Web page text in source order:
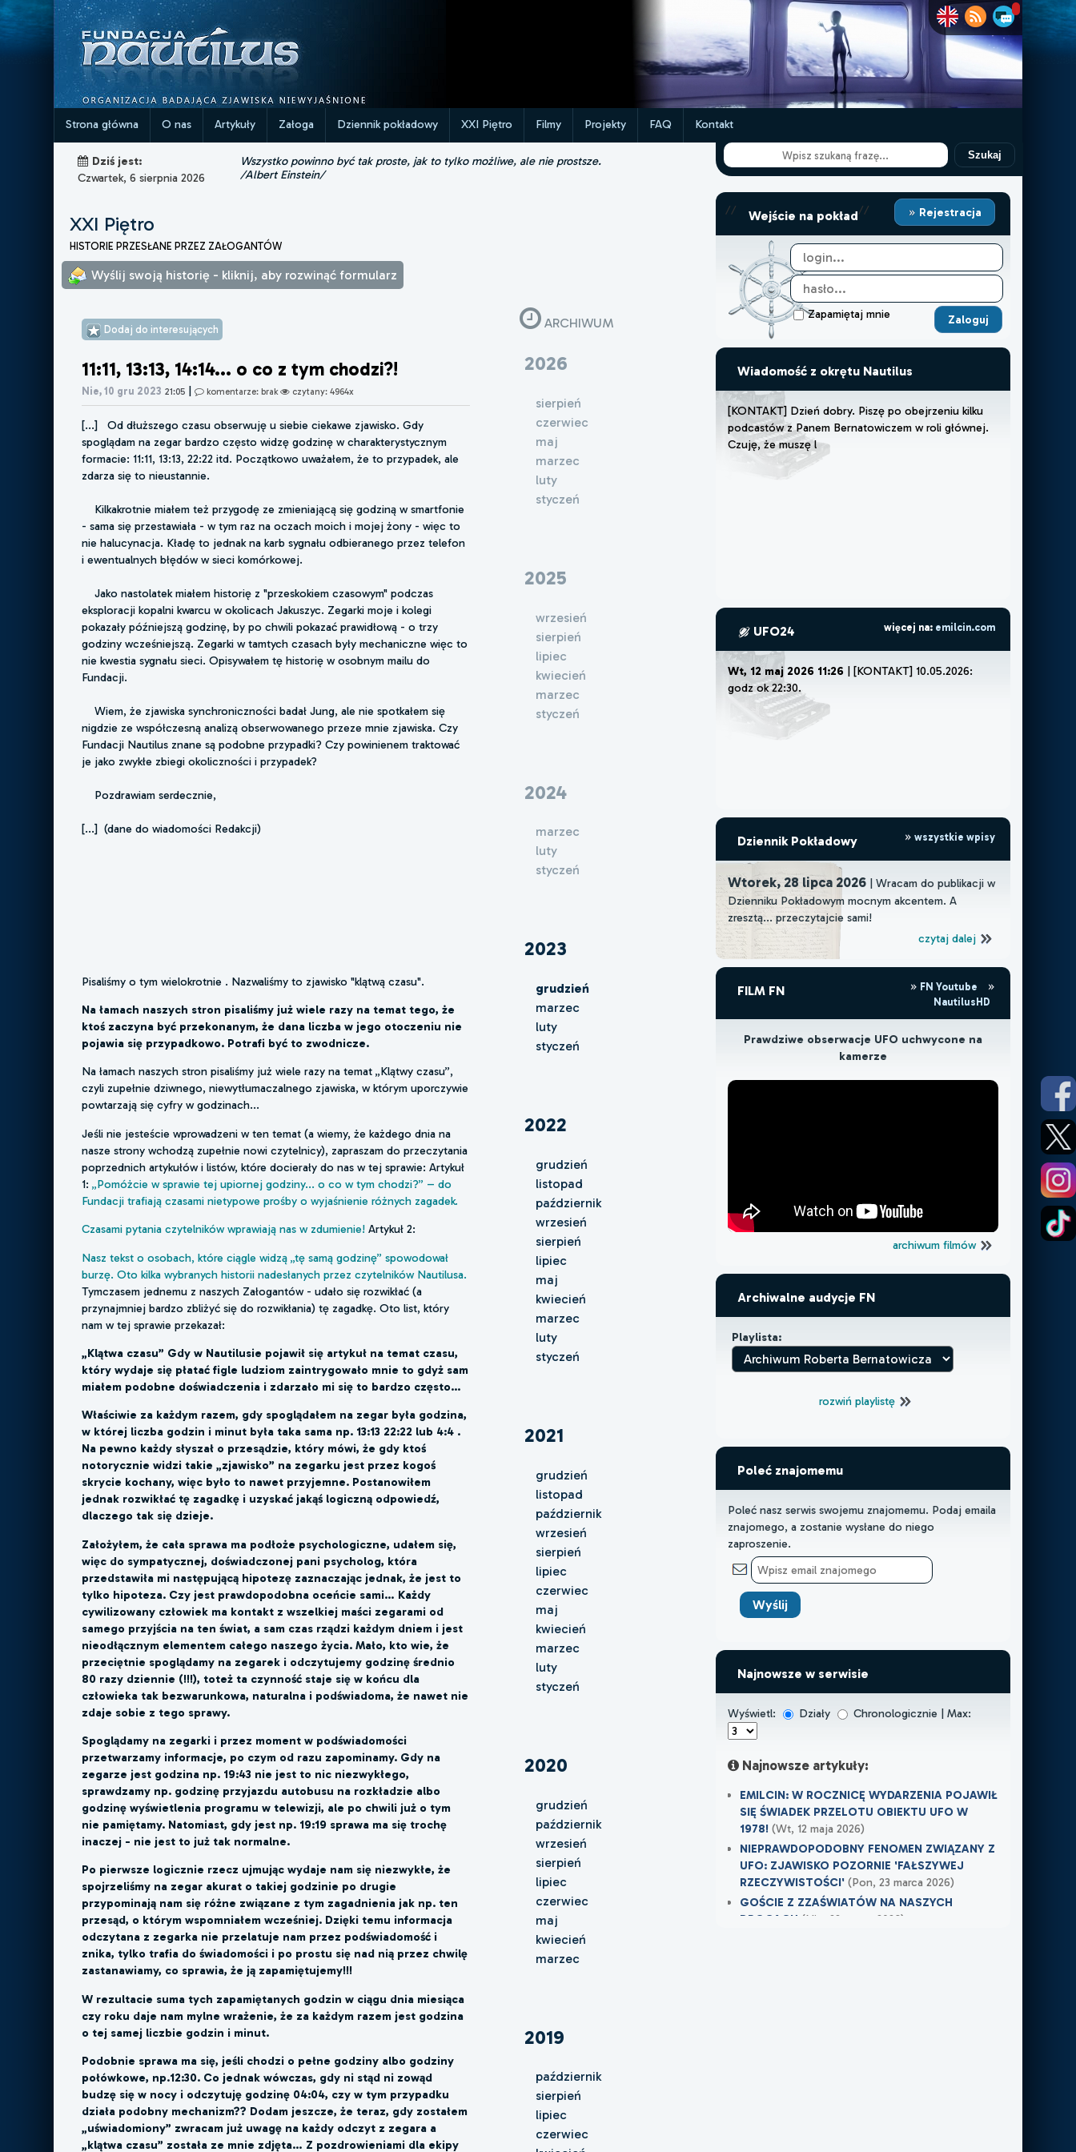
Strona główna O nas Artykuły Załoga Dziennik pokładowy XXI Piętro Filmy Projekty FAQ Kontakt
Dziś jest:
Czwartek, 6 sierpnia 2026
Wszystko powinno być tak proste, jak to tylko możliwe, ale nie prostsze.
/Albert Einstein/
XXI Piętro
HISTORIE PRZESŁANE PRZEZ ZAŁOGANTÓW
Wyślij swoją historię - kliknij, aby rozwinąć formularz
Dodaj do interesujących
11:11, 13:13, 14:14... o co z tym chodzi?!
Nie, 10 gru 2023 21:05 | komentarze: brak czytany: 4964x
[...] Od dłuższego czasu obserwuję u siebie ciekawe zjawisko. Gdy
spoglądam na zegar bardzo często widzę godzinę w charakterystycznym
formacie: 11:11, 13:13, 22:22 itd. Początkowo uważałem, że to przypadek, ale
zdarza się to nieustannie.
Kilkakrotnie miałem też przygodę ze zmieniającą się godziną w smartfonie
- sama się przestawiała - w tym raz na oczach moich i mojej żony - więc to
nie halucynacja. Kładę to jednak na karb sygnału odbieranego przez telefon
i ewentualnych błędów w sieci komórkowej.
Jako nastolatek miałem historię z "przeskokiem czasowym" podczas
eksploracji kopalni kwarcu w okolicach Jakuszyc. Zegarki moje i kolegi
pokazały późniejszą godzinę, by po chwili pokazać prawidłową - o trzy
godziny wcześniejszą. Zegarki w tamtych czasach były mechaniczne więc to
nie kwestia sygnału sieci. Opisywałem tę historię w osobnym mailu do
Fundacji.
Wiem, że zjawiska synchroniczności badał Jung, ale nie spotkałem się
nigdzie ze współczesną analizą obserwowanego przeze mnie zjawiska. Czy
Fundacji Nautilus znane są podobne przypadki? Czy powinienem traktować
je jako zwykłe zbiegi okoliczności i przypadek?
Pozdrawiam serdecznie,
[...] (dane do wiadomości Redakcji)
Pisaliśmy o tym wielokrotnie . Nazwaliśmy to zjawisko "klątwą czasu".
Na łamach naszych stron pisaliśmy już wiele razy na temat tego, że
ktoś zaczyna być przekonanym, że dana liczba w jego otoczeniu nie
pojawia się przypadkowo. Potrafi być to zwodnicze.
Na łamach naszych stron pisaliśmy już wiele razy na temat „Klątwy czasu”,
czyli zupełnie dziwnego, niewytłumaczalnego zjawiska, w którym uporczywie
powtarzają się cyfry w godzinach...
Jeśli nie jesteście wprowadzeni w ten temat (a wiemy, że każdego dnia na
nasze strony wchodzą zupełnie nowi czytelnicy), zapraszam do przeczytania
poprzednich artykułów i listów, które docierały do nas w tej sprawie: Artykuł
1:„Pomóżcie w sprawie tej upiornej godziny... o co w tym chodzi?” – do
Fundacji trafiają czasami nietypowe prośby o wyjaśnienie różnych zagadek.
Czasami pytania czytelników wprawiają nas w zdumienie!Artykuł 2:
Nasz tekst o osobach, które ciągle widzą „tę samą godzinę” spowodował
burzę. Oto kilka wybranych historii nadesłanych przez czytelników Nautilusa.
Tymczasem jednemu z naszych Załogantów - udało się rozwikłać (a
przynajmniej bardzo zbliżyć się do rozwikłania) tę zagadkę. Oto list, który
nam w tej sprawie przekazał:
„Klątwa czasu” Gdy w Nautilusie pojawił się artykuł na temat czasu,
który wydaje się płatać figle ludziom zaintrygowało mnie to gdyż sam
miałem podobne doświadczenia i zdarzało mi się to bardzo często...
Właściwie za każdym razem, gdy spoglądałem na zegar była godzina,
w której liczba godzin i minut była taka sama np. 13:13 22:22 lub 4:4 .
Na pewno każdy słyszał o przesądzie, który mówi, że gdy ktoś
notorycznie widzi takie „zjawisko” na zegarku jest przez kogoś
skrycie kochany, więc było to nawet przyjemne. Postanowiłem
jednak rozwikłać tę zagadkę i uzyskać jakąś logiczną odpowiedź,
dlaczego tak się dzieje.
Założyłem, że cała sprawa ma podłoże psychologiczne, udałem się,
więc do sympatycznej, doświadczonej pani psycholog, która
przedstawiła mi następującą hipotezę zaznaczając jednak, że jest to
tylko hipoteza. Czy jest prawdopodobna oceńcie sami… Każdy
cywilizowany człowiek ma kontakt z wszelkiej maści zegarami od
samego przyjścia na ten świat, a sam czas rządzi każdym dniem i jest
nieodłącznym elementem całego naszego życia. Mało, kto wie, że
przeciętnie spoglądamy na zegarek i odczytujemy godzinę średnio
80 razy dziennie (!!!), toteż ta czynność staje się w końcu dla
człowieka tak bezwarunkowa, naturalna i podświadoma, że nawet nie
zdaje sobie z tego sprawy.
Spoglądamy na zegarki i przez moment w podświadomości
przetwarzamy informacje, po czym od razu zapominamy. Gdy na
zegarze jest godzina np. 19:43 nie jest to nic niezwykłego,
sprawdzamy np. godzinę przyjazdu autobusu na rozkładzie albo
godzinę wyświetlenia programu w telewizji, ale po chwili już o tym
nie pamiętamy. Natomiast, gdy jest np. 19:19 sprawa ma się trochę
inaczej - nie jest to już tak normalne.
Po pierwsze logicznie rzecz ujmując wydaje nam się niezwykłe, że
spojrzeliśmy na zegar akurat o takiej godzinie po drugie
przypominają nam się różne związane z tym zagadnienia jak np. ten
przesąd, o którym wspomniałem wcześniej. Dzięki temu informacja
odczytana z zegarka nie przelatuje nam przez podświadomość i
znika, tylko trafia do świadomości i po prostu się nad nią przez chwilę
zastanawiamy, co sprawia, że ją zapamiętujemy!!!
W rezultacie suma tych zapamiętanych godzin w ciągu dnia miesiąca
czy roku daje nam mylne wrażenie, że za każdym razem jest godzina
o tej samej liczbie godzin i minut.
Podobnie sprawa ma się, jeśli chodzi o pełne godziny albo godziny
połówkowe, np.12:30. Co jednak wówczas, gdy ni stąd ni zowąd
budzę się w nocy i odczytuję godzinę 04:04, czy w tym przypadku
działa podobny mechanizm?? Dodam jeszcze, że teraz, gdy zostałem
„uświadomiony” zwracam już uwagę na każdy odczyt z zegara a
„klątwa czasu” została ze mnie zdjęta… Z pozdrowieniami dla ekipy
ARCHIWUM
2026
sierpień
czerwiec
maj
marzec
luty
styczeń
2025
wrzesień
sierpień
lipiec
kwiecień
marzec
styczeń
2024
marzec
luty
styczeń
2023
grudzień
marzec
luty
styczeń
2022
grudzień
listopad
październik
wrzesień
sierpień
lipiec
maj
kwiecień
marzec
luty
styczeń
2021
grudzień
listopad
październik
wrzesień
sierpień
lipiec
czerwiec
maj
kwiecień
marzec
luty
styczeń
2020
grudzień
październik
wrzesień
sierpień
lipiec
czerwiec
maj
kwiecień
marzec
2019
październik
sierpień
lipiec
czerwiec
Szukaj
// Wejście na pokład// Rejestracja
Zapamiętaj mnie
Wiadomość z okrętu Nautilus
[KONTAKT] Dzień dobry. Piszę po obejrzeniu kilku
podcastów z Panem Bernatowiczem w roli głównej.
Czuję, że muszę lub
UFO24 więcej na: emilcin.com
Wt, 12 maj 2026 11:26 | [KONTAKT] 10.05.2026:
godz ok 22:30. Poszliśmy
Dziennik Pokładowy wszystkie wpisy
Wtorek, 28 lipca 2026| Wracam do publikacji w
Dzienniku Pokładowym mocnym akcentem. A
zresztą... przeczytajcie sami!
czytaj dalej
FILM FN
FN Youtube
NautilusHD
Prawdziwe obserwacje UFO uchwycone na
kamerze
archiwum filmów
Archiwalne audycje FN
Playlista:
rozwiń playlistę
Poleć znajomemu
Poleć nasz serwis swojemu znajomemu. Podaj emaila
znajomego, a zostanie wysłane do niego
zaproszenie.
Najnowsze w serwisie
Wyświetl: Działy Chronologicznie | Max:
Najnowsze artykuły:
EMILCIN: W ROCZNICĘ WYDARZENIA POJAWIŁ
SIĘ ŚWIADEK PRZELOTU OBIEKTU UFO W
1978!(Wt, 12 maja 2026)
NIEPRAWDOPODOBNY FENOMEN ZWIĄZANY Z
UFO: ZJAWISKO POZORNIE 'FAŁSZYWEJ
RZECZYWISTOŚCI'(Pon, 23 marca 2026)
GOŚCIE Z ZZAŚWIATÓW NA NASZYCH
DROGACH (Nie, 22 marca 2026)